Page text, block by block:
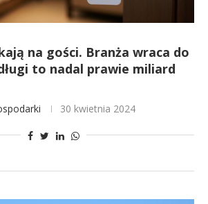
na gości. Branża wraca do
to nadal prawie miliard
30 kwietnia 2024